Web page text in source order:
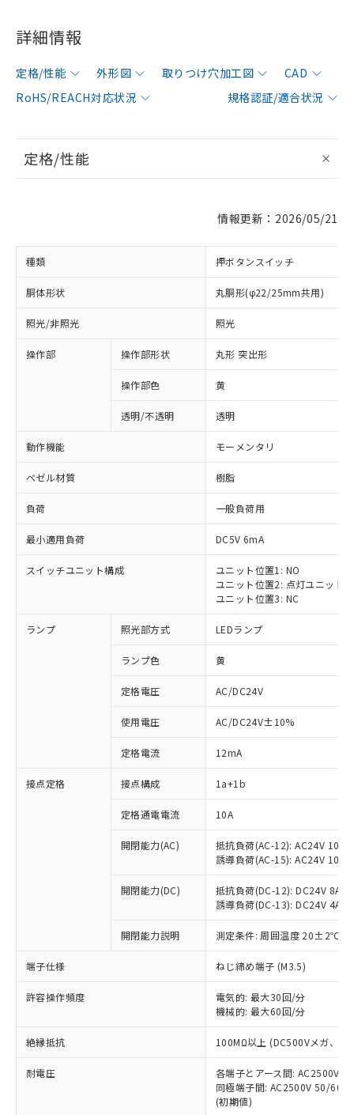
詳細情報
定格/性能 外形図 取りつけ穴加工図
CAD
RoHS/REACH対応状況
規格認証/適合状況
定格/性能
情報更新：2026/05/21
種類 押ボタンスイッチ
胴体形状 丸胴形(φ22/25mm共用)
照光/非照光 照光
操作部 操作部形状 丸形 突出形
操作部色 黄
透明/不透明 透明
動作機能 モーメンタリ
ベゼル材質 樹脂
負荷 一般負荷用
最小適用負荷 DC5V 6mA
スイッチユニット構成
ユニット位置1: NO
ユニット位置2: 点灯ユニット
ユニット位置3: NC
ランプ 照光部方式 LEDランプ
ランプ色 黄
定格電圧 AC/DC24V
使用電圧 AC/DC24V±10%
定格電流 12mA
接点定格 接点構成 1a+1b
定格通電電流 10A
開閉能力(AC)
抵抗負荷(AC-12): AC24V 10A/
誘導負荷(AC-15): AC24V
開閉能力(DC)
抵抗負荷(DC-12): DC24V 8A/
誘導負荷(DC-13): DC24V 4A/
開閉能力説明 測定条件: 周囲温度 20±2℃、
端子仕様 ねじ締め端子 (M3.5)
許容操作頻度
電気的: 最大30回/分
機械的: 最大60回/分
絶縁抵抗 100MΩ以上 (DC500Vメガ、点
耐電圧
各端子とアース間: AC2500V
同極端子間: AC2500V 50/
(初期値)
ご利用条件
ご利用ください。
本サービスは、当社制御機器事業取扱
商品の当社在庫状況および標準価格
(税抜)を提供させていただくもので
当社制御機器事業取扱商品の中には、
本サービスの対象外となる商品もある
ことをご了承ください。
在庫状況および標準価格照会結果は、
対応済み：EU RoHS指令（10物質）の
非含有に対応した製品が提供可能な商品で
対応予定：EU RoHS指令（10物質）の非含
有に対応した製品に切り替える予定のある
対応予定なし：EU RoHS指令（10物質）の
非含有に非対応の商品で、対応品を出す予
定はありません。
調査・確認中：EU RoHS指令（10物質）の
非含有の対応状況を調査中または確認中の
害物質有無と関係のない商品です。
仕入先様の事情により、非含有部品として
いたものが、含有品と判明した場合などや
むを得ず変更することがあります。
※1 中国RoHS○×表
「○」：最大均質材料含有率が中国RoHSの
基準値以下であることを示します。
「×」：最大均質材料含有率が中国RoHSの
基準値を超えていることを示します。
「－」：未確認です。当社販売部門へお問
当社は、これら貴社製品のうち、外国
為替および外国貿易法に定める商品